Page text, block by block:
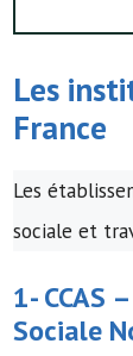
Les
France
Les
sociale et
1-CCAS –
Sociale